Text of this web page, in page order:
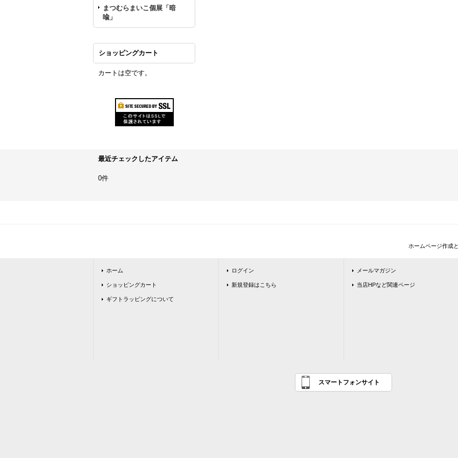
まつむらまいこ個展「暗
喩」
ショッピングカート
カートは空です。
最近チェックしたアイテム
0件
ホームページ作成
ホーム
ショッピングカート
ギフトラッピングについて
ログイン
新規登録はこちら
メールマガジン
当店HPなど関連ページ
スマートフォンサイト